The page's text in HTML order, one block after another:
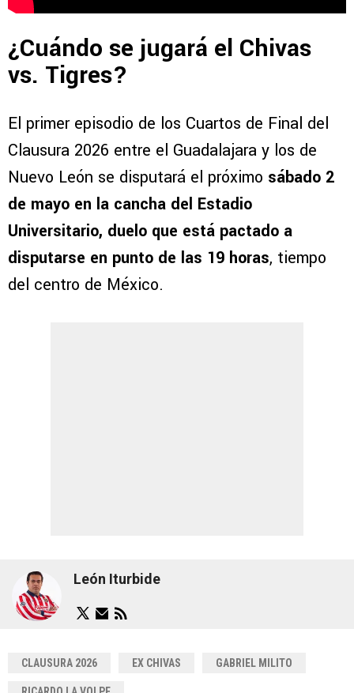
¿Cuándo se jugará el Chivas
vs. Tigres?
El primer episodio de los Cuartos de Final del
Clausura 2026 entre el Guadalajara y los de
Nuevo León se disputará el próximo sábado 2
de mayo en la cancha del Estadio
Universitario, duelo que está pactado a
disputarse en punto de las 19 horas, tiempo
del centro de México.
León Iturbide
CLAUSURA 2026 EX CHIVAS GABRIEL MILITO